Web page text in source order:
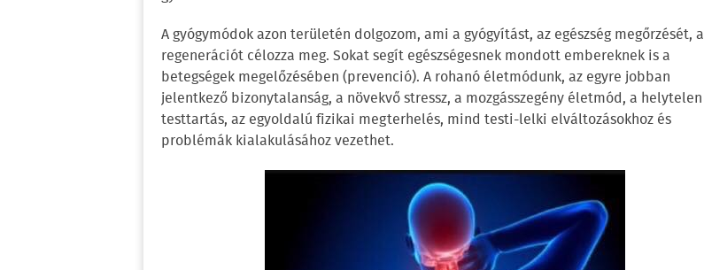
A gyógymódok azon területén dolgozom, ami a gyógyítást, az egészség megőrzését, a
regenerációt célozza meg. Sokat segít egészségesnek mondott embereknek is a
betegségek megelőzésében (prevenció). A rohanó életmódunk, az egyre jobban
jelentkező bizonytalanság, a növekvő stressz, a mozgásszegény életmód, a helytelen
testtartás, az egyoldalú fizikai megterhelés, mind testi-lelki elváltozásokhoz és
problémák kialakulásához vezethet.